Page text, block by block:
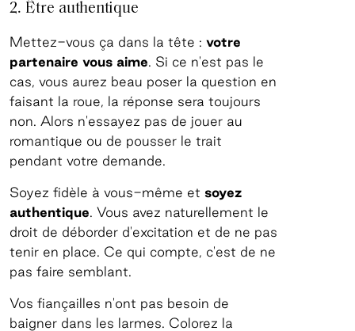
2. Être authentique
Mettez-vous ça dans la tête : votre
partenaire vous aime. Si ce n'est pas le
cas, vous aurez beau poser la question en
faisant la roue, la réponse sera toujours
non. Alors n'essayez pas de jouer au
romantique ou de pousser le trait
pendant votre demande.
Soyez fidèle à vous-même et soyez
authentique. Vous avez naturellement le
droit de déborder d'excitation et de ne pas
tenir en place. Ce qui compte, c'est de ne
pas faire semblant.
Vos fiançailles n'ont pas besoin de
baigner dans les larmes. Colorez la